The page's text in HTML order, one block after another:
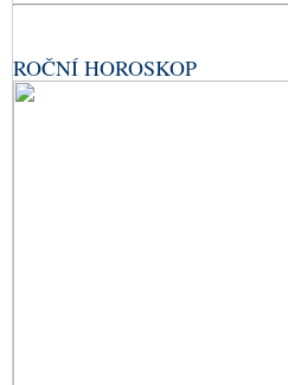
ROČNÍ HOROSKOP